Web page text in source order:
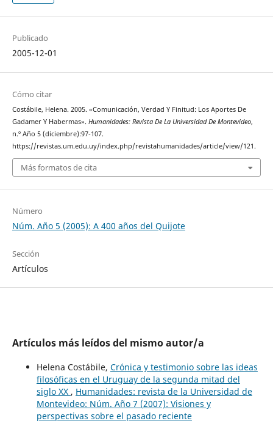
Publicado
2005-12-01
Cómo citar
Costábile, Helena. 2005. «Comunicación, Verdad Y Finitud: Los Aportes De
Gadamer Y Habermas». Humanidades: Revista De La Universidad De Montevideo,
n.º Año 5 (diciembre):97-107.
https://revistas.um.edu.uy/index.php/revistahumanidades/article/view/121.
Más formatos de cita
Número
Núm. Año 5 (2005): A 400 años del Quijote
Sección
Artículos
Artículos más leídos del mismo autor/a
Helena Costábile, Crónica y testimonio sobre las ideas
filosóficas en el Uruguay de la segunda mitad del
siglo XX , Humanidades: revista de la Universidad de
Montevideo: Núm. Año 7 (2007): Visiones y
perspectivas sobre el pasado reciente